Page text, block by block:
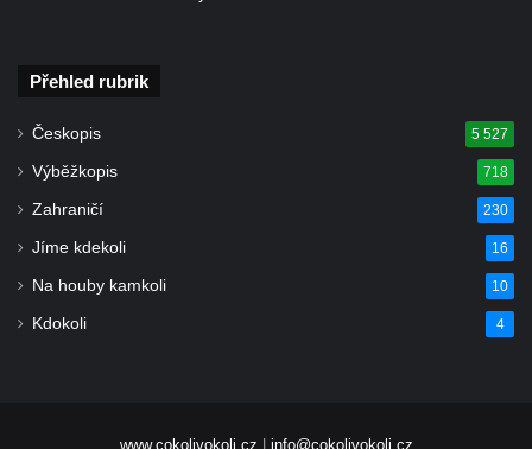
Přehled rubrik
Českopis 5 527
Výběžkopis 718
Zahraničí 230
Jíme kdekoli 16
Na houby kamkoli 10
Kdokoli 4
www.cokolivokoli.cz info@cokolivokoli.cz